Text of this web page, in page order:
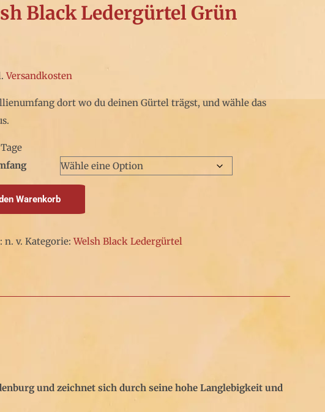
Black Ledergürtel Grün
Versandkosten
dort wo du deinen Gürtel trägst, und wähle das
Warenkorb
n. v. Kategorie:Welsh Black Ledergürtel
und zeichnet sich durch seine hohe Langlebigkeit und